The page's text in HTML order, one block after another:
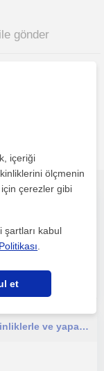
gönder
diğer Fen Bilgisi
Fen Bilimleri öğretmeniyim, eğlenceli etkinliklerle ve yaparak yaşayarak öğrenecekleri ortamlar hazırlamaktayım.
içeriği
ölçmenin
çerezler gibi
şartları kabul
et